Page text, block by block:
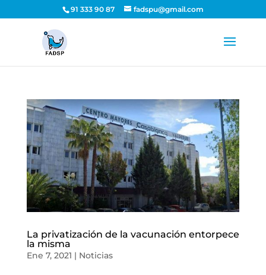
91 333 90 87 fadspu@gmail.com
La privatización de la vacunación entorpece
la misma
Ene 7, 2021 | Noticias